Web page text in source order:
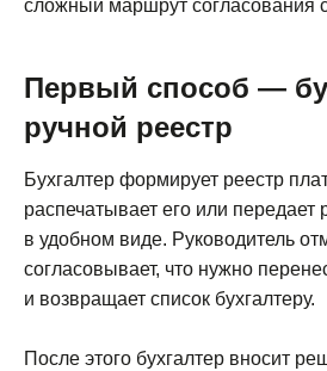
сложный маршрут согласования
Первый способ —
ручной реестр
Бухгалтер формирует реестр
распечатывает его или передает
в удобном виде. Руководитель
согласовывает, что нужно
и возвращает список бухгалтеру.
После этого бухгалтер вносит